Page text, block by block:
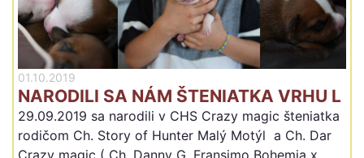
01.10.2019
NARODILI SA NÁM ŠTENIATKA VRHU L
29.09.2019 sa narodili v CHS Crazy magic šteniatka
rodičom Ch. Story of Hunter Malý Motýl a Ch. Dar
Crazy magic ( Ch. Danny G. Fransimo Bohemia x...